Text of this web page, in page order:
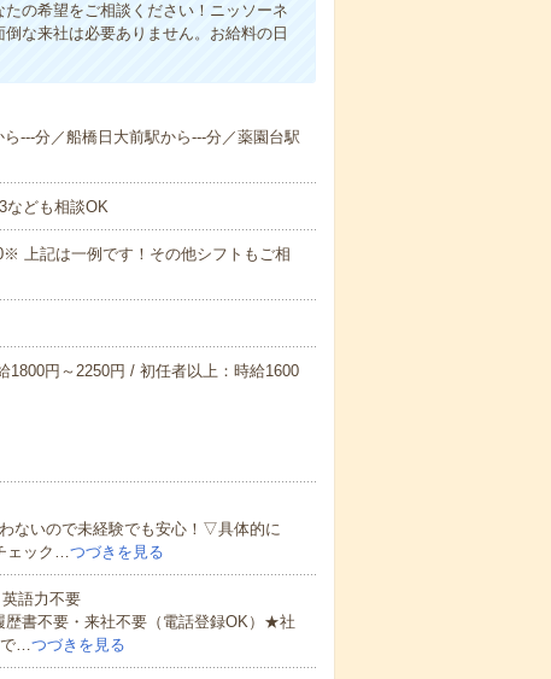
の希望をご相談ください！ニッソーネ
な来社は必要ありません。お給料の日
---分／船橋日大前駅から---分／薬園台駅
ども相談OK
上記は一例です！その他シフトもご相
1800円～2250円 / 初任者以上：時給1600
ないので未経験でも安心！▽具体的に
ェック…つづきを見る
語力不要
書不要・来社不要（電話登録OK）★社
で…つづきを見る